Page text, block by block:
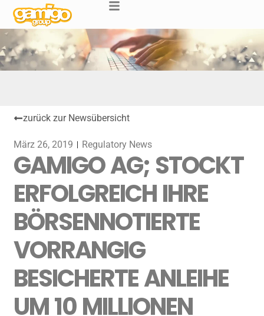
zurück zur Newsübersicht
März 26, 2019 Regulatory News
GAMIGO AG; STOCKT
ERFOLGREICH IHRE
BÖRSENNOTIERTE
VORRANGIG
BESICHERTE ANLEIHE
UM 10 MILLIONEN